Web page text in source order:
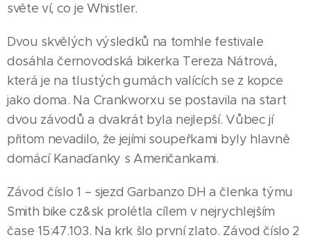
světe ví, co je Whistler.
Dvou skvělých výsledků na tomhle festivale
dosáhla černovodská bikerka Tereza Nátrová,
která je na tlustých gumách valících se z kopce
jako doma. Na Crankworxu se postavila na start
dvou závodů a dvakrát byla nejlepší. Vůbec jí
přitom nevadilo, že jejími soupeřkami byly hlavně
domácí Kanaďanky s Američankami.
Závod číslo 1 – sjezd Garbanzo DH a členka týmu
Smith bike cz&sk prolétla cílem v nejrychlejším
čase 15:47.103. Na krk šlo první zlato. Závod číslo 2